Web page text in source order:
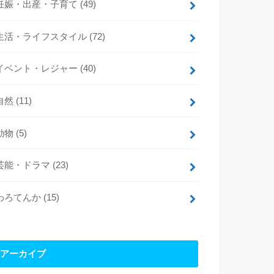
娠・出産・子育て (49)
活・ライフスタイル (72)
ベント・レジャー (40)
然 (11)
物 (5)
能・ドラマ (23)
ろてんか (15)
アーカイブ